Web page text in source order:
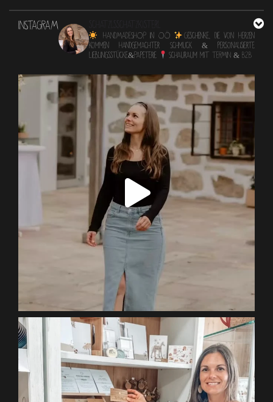
INSTAGRAM
HANDMADESHOP in OÖ
Geschenke, die von Herzen
kommen Handgemachter Schmuck & personalisierte
Lieblingsstücke&Papeterie
Schauraum mit TERMIN & B2B